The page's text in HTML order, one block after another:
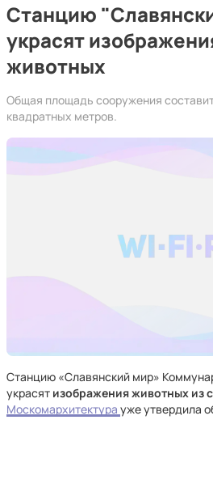
Станцию
украсят
животных
Общая площадь сооружения
квадратных метров.
Станцию «Славянский мир»
украсят изображения животных из
Москомархитектура уже утвердила